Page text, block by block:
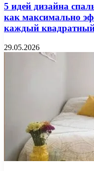
5 идей дизайна
как максимально
каждый
29.05.2026